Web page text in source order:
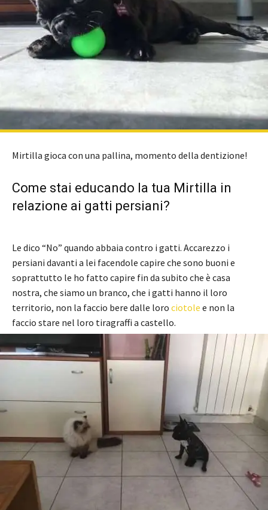
Mirtilla gioca con una pallina, momento della dentizione!
Come stai educando la tua Mirtilla in
relazione ai gatti persiani?
Le dico “No” quando abbaia contro i gatti. Accarezzo i
persiani davanti a lei facendole capire che sono buoni e
soprattutto le ho fatto capire fin da subito che è casa
nostra, che siamo un branco, che i gatti hanno il loro
territorio, non la faccio bere dalle loro ciotole e non la
faccio stare nel loro tiragraffi a castello.